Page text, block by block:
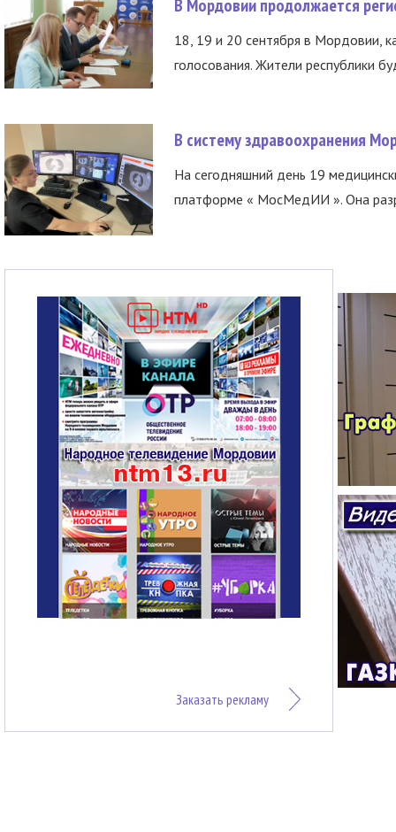
В Мордовии продолжается
18, 19 и 20 сентября в Мордовии,
голосования. Жители республики
В систему здравоохранения
На сегодняшний день 19
платформе « МосМедИИ ». Она
Заказать рекламу